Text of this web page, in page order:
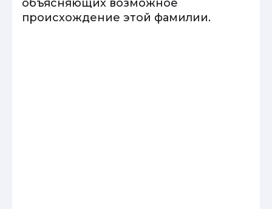
объясняющих возможное
происхождение этой фамилии.